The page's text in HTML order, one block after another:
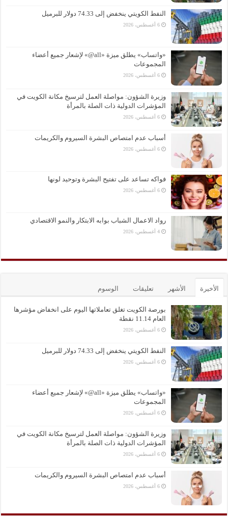
النفط الكويتي ينخفض إلى 74.33 دولار للبرميل
6 أغسطس، 2026
«واتساب» يطلق ميزة «all@» لإشعار جميع أعضاء
المجموعات
6 أغسطس، 2026
وزيرة الشؤون: مواصلة العمل لترسيخ مكانة الكويت في
المؤشرات الدولية ذات الصلة بالمرأة
6 أغسطس، 2026
أسباب عدم امتصاص البشرة السيروم والكريمات
6 أغسطس، 2026
فواكه تساعد على تفتيح البشرة وتوحيد لونها
6 أغسطس، 2026
رواد الاعمال الشباب بوابه الابتكار والنمو الاقتصادي
4 أغسطس، 2026
الأخيرة الأشهر تعليقات الوسوم
بورصة الكويت تغلق تعاملاتها اليوم على انخفاض مؤشرها
العام 11.14 نقطة
6 أغسطس، 2026
النفط الكويتي ينخفض إلى 74.33 دولار للبرميل
6 أغسطس، 2026
«واتساب» يطلق ميزة «all@» لإشعار جميع أعضاء
المجموعات
6 أغسطس، 2026
وزيرة الشؤون: مواصلة العمل لترسيخ مكانة الكويت في
المؤشرات الدولية ذات الصلة بالمرأة
6 أغسطس، 2026
أسباب عدم امتصاص البشرة السيروم والكريمات
6 أغسطس، 2026